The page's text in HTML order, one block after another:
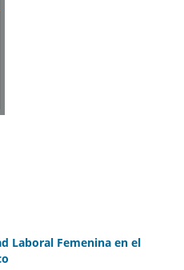
Laboral Femenina en el